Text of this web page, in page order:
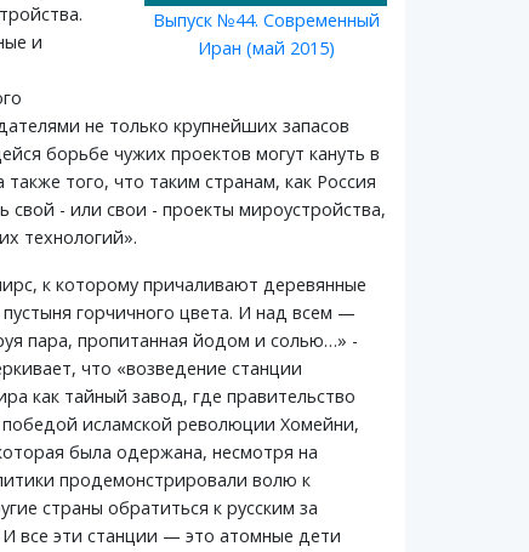
Выпуск №44. Современный
Иран (май 2015)
и
не только крупнейших запасов
борьбе чужих проектов могут кануть в
того, что таким странам, как Россия
- или свои - проекты мироустройства,
технологий».
к которому причаливают деревянные
горчичного цвета. И над всем —
пара, пропитанная йодом и солью…» -
что «возведение станции
как тайный завод, где правительство
победой исламской революции Хомейни,
была одержана, несмотря на
продемонстрировали волю к
страны обратиться к русским за
все эти станции — это атомные дети